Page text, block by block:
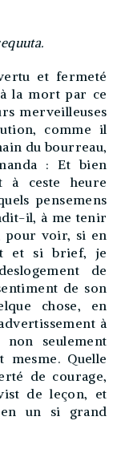
et fermeté
la mort par ce
merveilleuses
comme il
du bourreau,
: Et bien
à ceste heure
pensemens
il, à me tenir
pour voir, si en
et si brief, je
de
de son
chose, en
à
non seulement
Quelle
de courage,
de leçon, et
un si grand